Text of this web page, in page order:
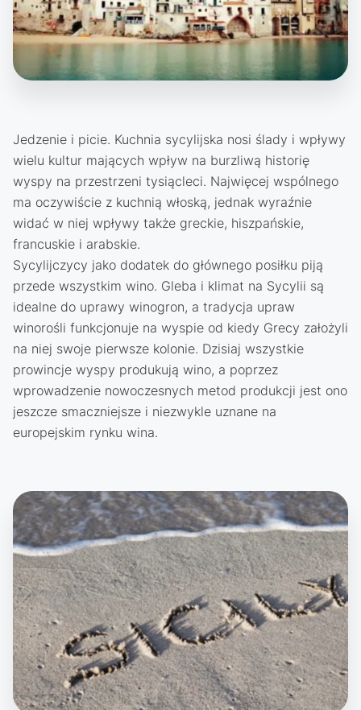
Jedzenie i picie. Kuchnia sycylijska nosi ślady i wpływy
wielu kultur mających wpływ na burzliwą historię
wyspy na przestrzeni tysiącleci. Najwięcej wspólnego
ma oczywiście z kuchnią włoską, jednak wyraźnie
widać w niej wpływy także greckie, hiszpańskie,
francuskie i arabskie.
Sycylijczycy jako dodatek do głównego posiłku piją
przede wszystkim wino. Gleba i klimat na Sycylii są
idealne do uprawy winogron, a tradycja upraw
winorośli funkcjonuje na wyspie od kiedy Grecy założyli
na niej swoje pierwsze kolonie. Dzisiaj wszystkie
prowincje wyspy produkują wino, a poprzez
wprowadzenie nowoczesnych metod produkcji jest ono
jeszcze smaczniejsze i niezwykle uznane na
europejskim rynku wina.